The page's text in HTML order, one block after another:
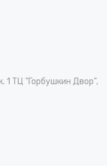
1 ТЦ "Горбушкин Двор",